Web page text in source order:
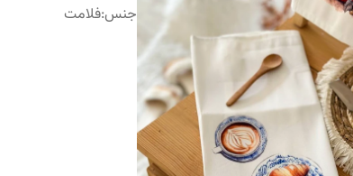
جنس:فلامت